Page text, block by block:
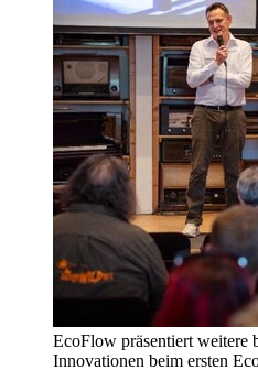
EcoFlow präsentiert weitere
Innovationen beim ersten